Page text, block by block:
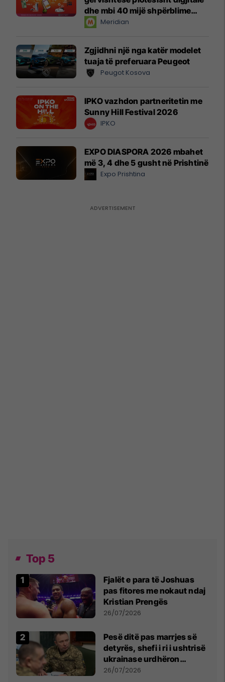
dhe mbi 40 mijë shpërblime
instant!Meridian
Zgjidhni një nga katër modelet
tuaja të preferuara Peugeot
Peugot Kosova
IPKO vazhdon partneritetin me
Sunny Hill Festival 2026
IPKO
EXPO DIASPORA 2026 mbahet
më 3, 4 dhe 5 gusht në Prishtinë
Expo Prishtina
Top 5
Fjalët e para të Joshuas
pas fitores me nokaut ndaj
Kristian Prengës
26/07/2026
Pesë ditë pas marrjes së
detyrës, shefi i ri i ushtrisë
ukrainase urdhëron
kontroll të madh
26/07/2026